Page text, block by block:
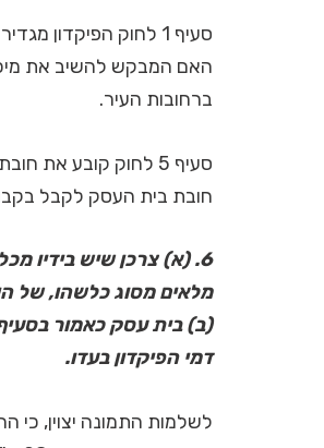
סעיף 1 לחוק
האם המבקש להשיב את
ברחובות העיר.
חובת בית העסק לקבל
6. (א) צרכן שיש בידיו
מלאים מסוג כלשהו, של
(ב) בית עסק כאמור
דמי הפיקדון בעדו.
לשלמות התמונה יצוין, כי